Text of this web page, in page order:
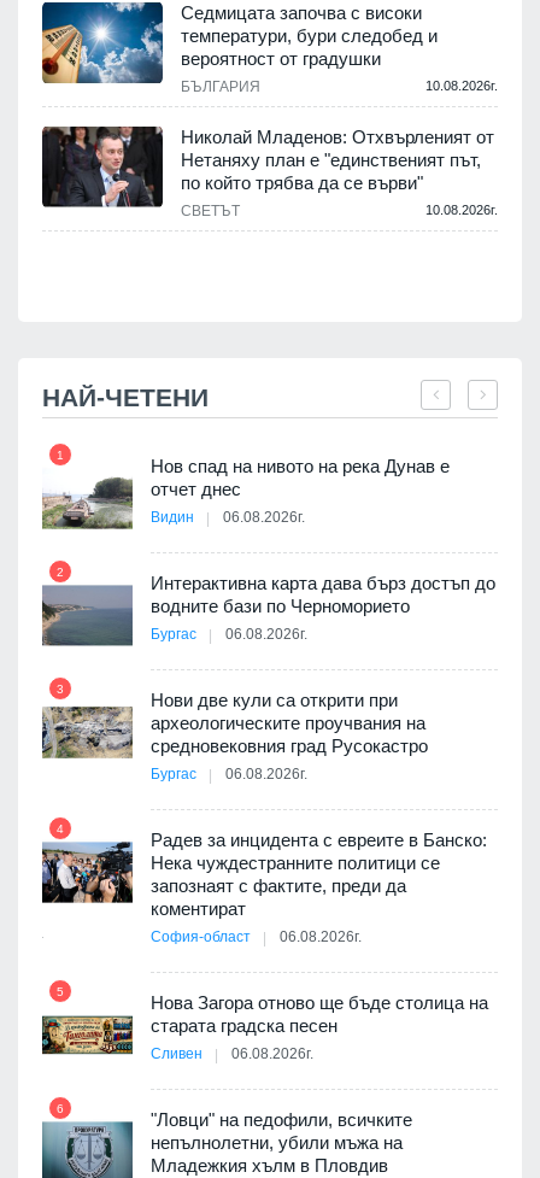
Седмицата започва с високи
температури, бури следобед и
вероятност от градушки
БЪЛГАРИЯ 10.08.2026г.
Николай Младенов: Отхвърленият от
Нетаняху план е "единственият път,
по който трябва да се върви"
СВЕТЪТ 10.08.2026г.
НАЙ-ЧЕТЕНИ
1
Нов спад на нивото на река Дунав е
отчет днес
Видин 06.08.2026г.
2
Интерактивна карта дава бърз достъп до
водните бази по Черноморието
Бургас 06.08.2026г.
3
Нови две кули са открити при
археологическите проучвания на
средновековния град Русокастро
Бургас 06.08.2026г.
4
Радев за инцидента с евреите в Банско:
Нека чуждестранните политици се
запознаят с фактите, преди да
коментират
София-област 06.08.2026г.
5
Нова Загора отново ще бъде столица на
старата градска песен
Сливен 06.08.2026г.
6
"Ловци" на педофили, всичките
непълнолетни, убили мъжа на
Младежкия хълм в Пловдив